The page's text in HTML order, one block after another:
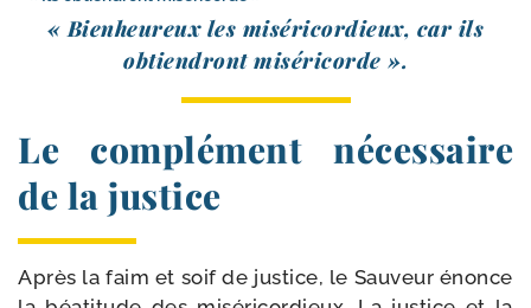
« Bienheureux les misé­ri­cor­dieux, car ils
obtien­dront miséricorde ».
Le complément nécessaire
de la justice
Après la faim et soif de jus­tice, le Sauveur énonce